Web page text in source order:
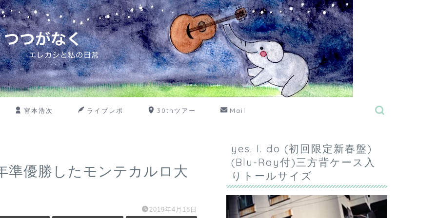
宮本浩次 ライブレポ 30thツアー Mail
準優勝したモンテカルロ大
2019年4月18日
yes. I. do (初回限定新春盤)
(Blu-Ray付)三方背ケース入
りトールサイズ